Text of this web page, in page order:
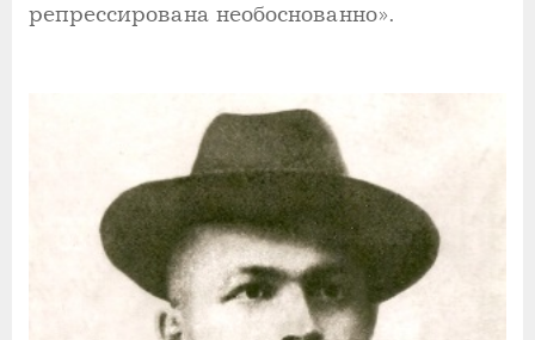
репрессирована необоснованно».